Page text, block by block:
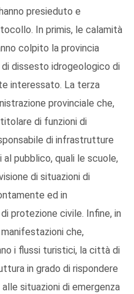
presieduto e
In primis, le calamità
colpito la provincia
di dissesto idrogeologico di
interessato. La terza
provinciale che,
di funzioni di
di infrastrutture
pubblico, quali le scuole,
di situazioni di
ed in
protezione civile. Infine, in
che,
i flussi turistici, la città di
in grado di rispondere
situazioni di emergenza